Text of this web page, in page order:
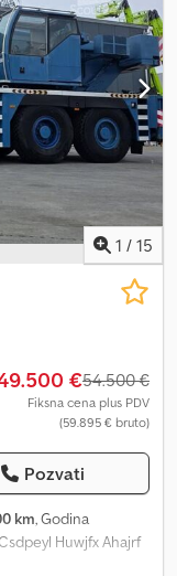
1 / 15
€54.500 €
Fiksna cena plus PDV
(59.895 € bruto)
Pozvati
km, Godina
Huwjfx Ahajrf
podizanja: